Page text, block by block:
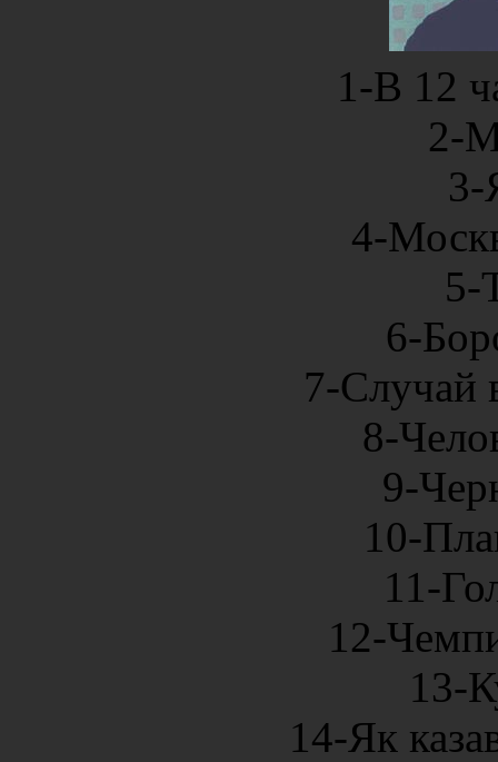
1-В 12
2-
3-
4-
5-
6-
7-Случай
8-
9-
10-
11-
12-
13-
14-Як